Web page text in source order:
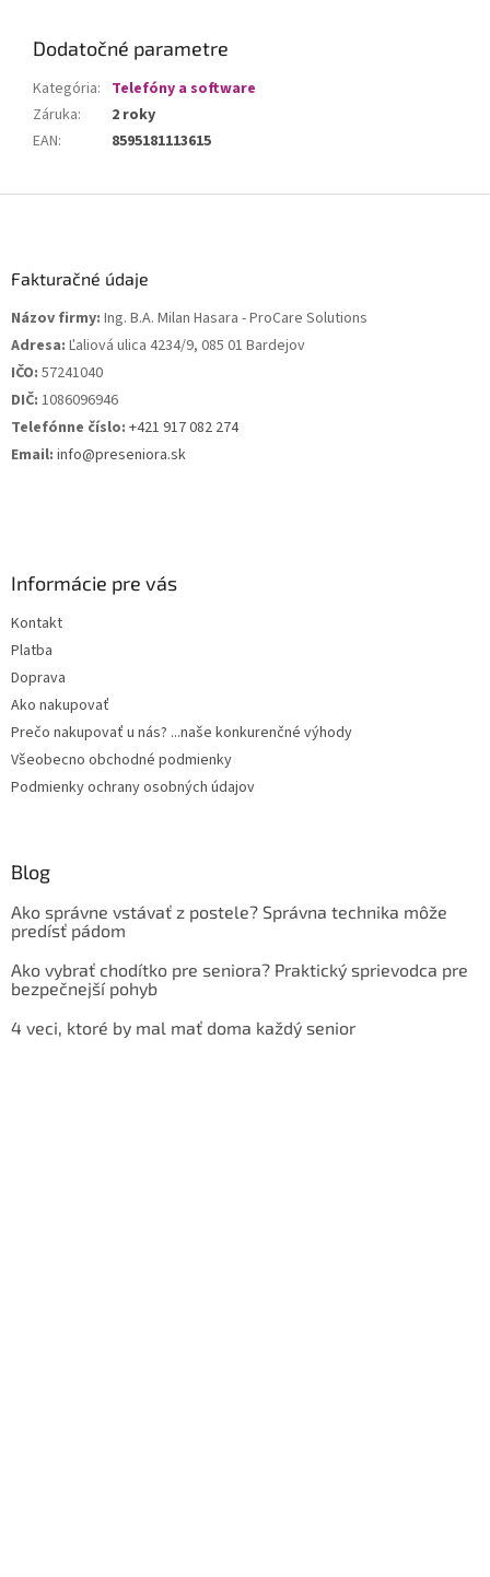
Dodatočné parametre
Kategória: Telefóny a software
Záruka:
2 roky
EAN: 8595181113615
Fakturačné údaje
Názov firmy: Ing. B.A. Milan Hasara - ProCare Solutions
Adresa: Ľaliová ulica 4234/9, 085 01 Bardejov
IČO: 57241040
DIČ: 1086096946
Telefónne číslo: +421 917 082 274
Email: info@preseniora.sk
Informácie pre vás
Kontakt
Platba
Doprava
Ako nakupovať
Prečo nakupovať u nás? ...naše konkurenčné výhody
Všeobecno obchodné podmienky
Podmienky ochrany osobných údajov
Blog
Ako správne vstávať z postele? Správna technika môže
predísť pádom
Ako vybrať chodítko pre seniora? Praktický sprievodca pre
bezpečnejší pohyb
4 veci, ktoré by mal mať doma každý senior